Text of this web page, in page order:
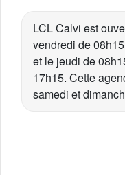
LCL Calvi est
vendredi de
et le jeudi de
17h15. Cette
samedi et